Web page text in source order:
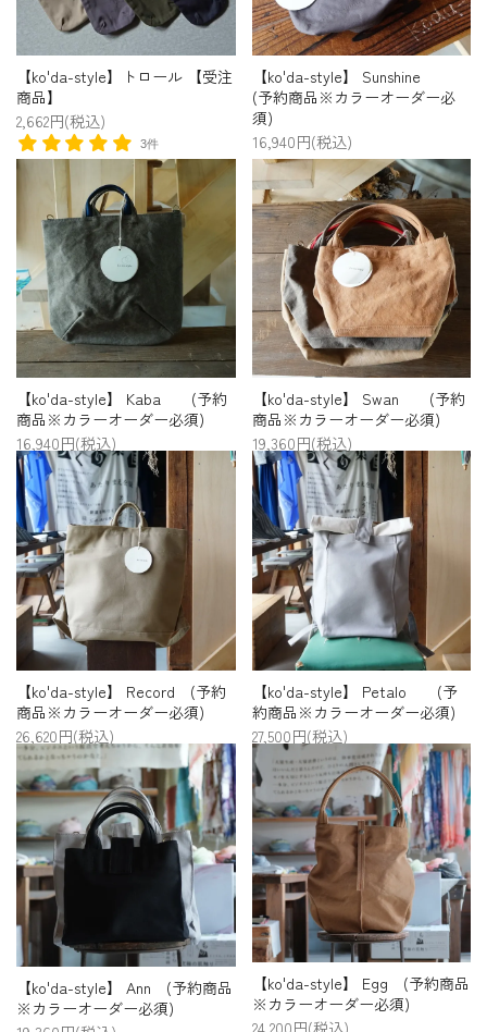
【ko'da-style】トロール 【受注
商品】
2,662円(税込)
3件
【ko'da-style】 Sunshine
(予約商品※カラーオーダー必
須)
16,940円(税込)
【ko'da-style】 Kaba (予約
商品※カラーオーダー必須)
16,940円(税込)
【ko'da-style】 Swan (予約
商品※カラーオーダー必須)
19,360円(税込)
【ko'da-style】 Record (予約
商品※カラーオーダー必須)
26,620円(税込)
【ko'da-style】 Petalo (予
約商品※カラーオーダー必須)
27,500円(税込)
【ko'da-style】 Ann (予約商品
※カラーオーダー必須)
【ko'da-style】 Egg (予約商品
※カラーオーダー必須)